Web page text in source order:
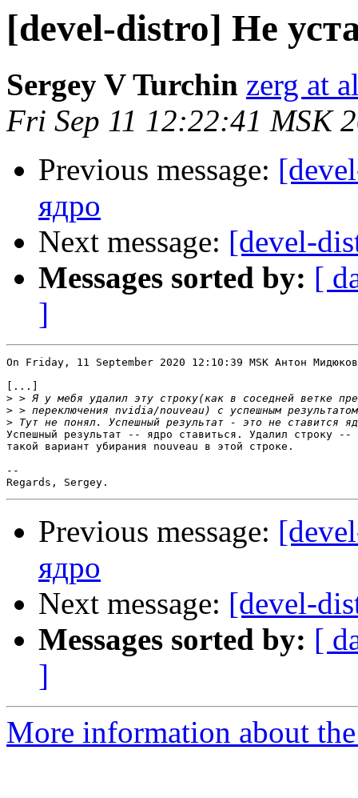
[devel-distro] Не
Sergey V Turchin zerg at
Fri Sep 11 12:22:41 MSK
Previous message:
ядро
Next message: [devel-
Messages sorted by: [
]
On Friday, 11 September 2020 12:10:39 MSK Антон
[...]
>
>
>
Успешный результат -- ядро ставиться. Удалил строку
такой вариант убирания nouveau в этой строке.
--
Previous message:
ядро
Next message: [devel-
Messages sorted by: [
]
More information about